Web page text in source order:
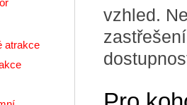
vzhled.
atrakce